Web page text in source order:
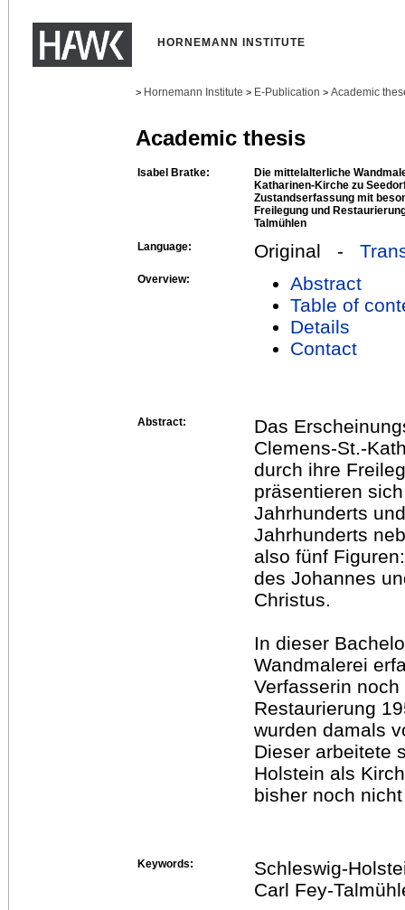
HORNEMANN INSTITUTE
> Hornemann Institute > E-Publication > Academic
Academic thesis
Isabel Bratke:
Die mittelalterliche
Katharinen-Kirche zu
Zustandserfassung mit
Freilegung und
Talmühlen
Language:
Original -
Overview:
Abstract
Table of
Details
Contact
Abstract:
Das
Clemens-St.-
durch ihre
präsentieren
Jahrhunderts
Jahrhunderts
also fünf
des Johannes
Christus.
In dieser
Wandmalerei
Verfasserin
Restaurierung
wurden damals
Dieser arbeitete
Holstein als
bisher noch
Keywords:
Schleswig-
Carl Fey-